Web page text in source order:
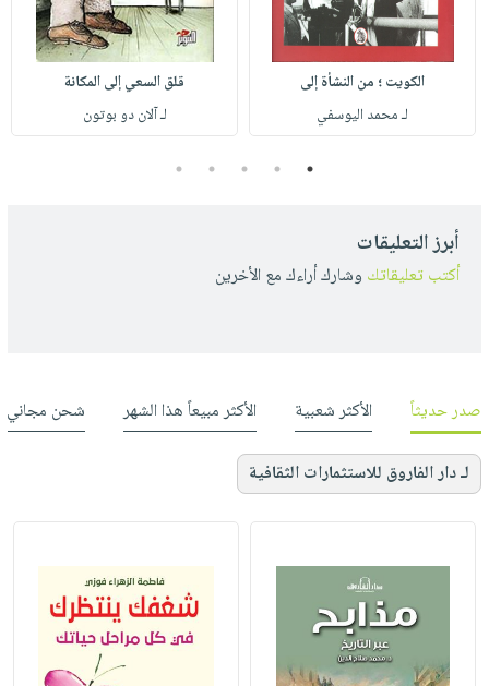
الكويت ؛ من النشأة إلى
لـ محمد اليوسفي
قلق السعي إلى المكانة
لـ آلان دو بوتون
1
2
3
4
5
أبرز التعليقات
أكتب تعليقاتك وشارك أراءك مع الأخرين
صدر حديثاً الأكثر شعبية الأكثر مبيعاً هذا الشهر شحن مجاني
لـ دار الفاروق للاستثمارات الثقافية